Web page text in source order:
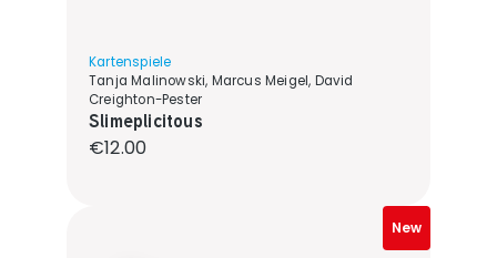
Kartenspiele
Tanja Malinowski, Marcus Meigel, David
Creighton-Pester
Slimeplicitous
Regular price:
€12.00
New